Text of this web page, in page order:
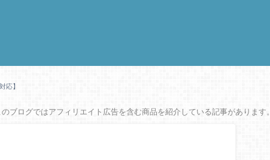
応】
のブログではアフィリエイト広告を含む商品を紹介している記事があります。